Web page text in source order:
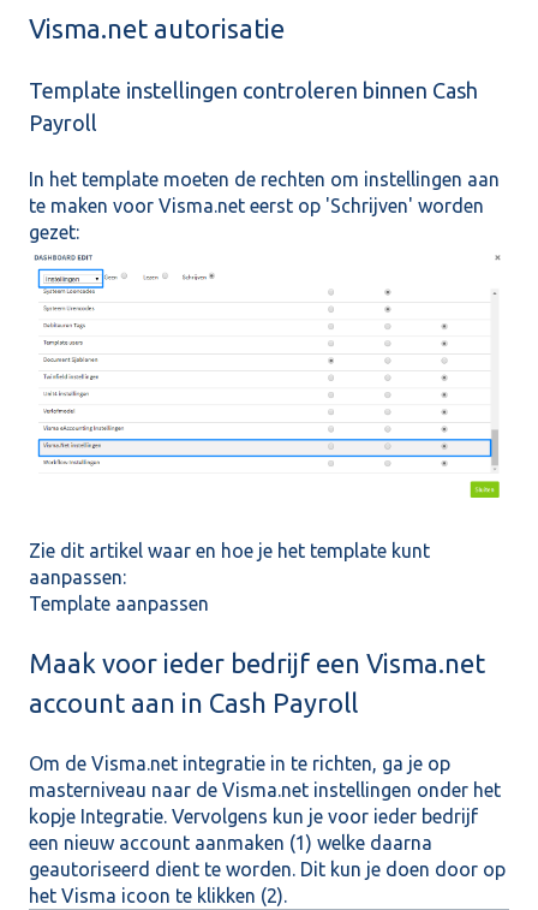
Visma.net autorisatie
Template instellingen controleren binnen Cash
Payroll
In het template moeten de rechten om instellingen aan
te maken voor Visma.net eerst op 'Schrijven' worden
gezet:
Zie dit artikel waar en hoe je het template kunt
aanpassen:
Template aanpassen
Maak voor ieder bedrijf een Visma.net
account aan in Cash Payroll
Om de Visma.net integratie in te richten, ga je op
masterniveau naar de Visma.net instellingen onder het
kopje Integratie. Vervolgens kun je voor ieder bedrijf
een nieuw account aanmaken (1) welke daarna
geautoriseerd dient te worden. Dit kun je doen door op
het Visma icoon te klikken (2).